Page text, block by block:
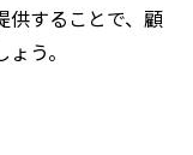
供することで、顧
う。